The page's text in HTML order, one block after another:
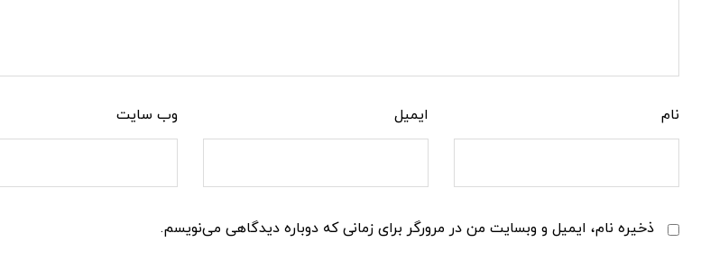
نام ایمیل وب‌ سایت
ذخیره نام، ایمیل و وبسایت من در مرورگر برای زمانی که دوباره دیدگاهی می‌نویسم.